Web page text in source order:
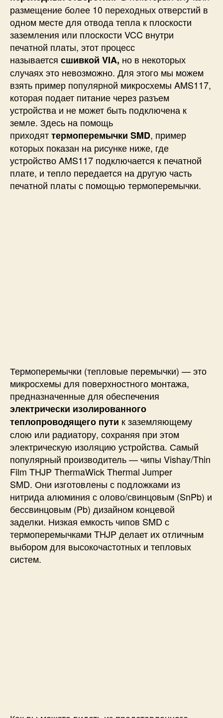
размещение более 10 переходных отверстий в
одном месте для отвода тепла к плоскости
заземления или плоскости VCC внутри
печатной платы, этот процесс
называется сшивкой VIA, но в некоторых
случаях это невозможно. Для этого мы можем
взять пример популярной микросхемы AMS117,
которая подает питание через разъем
устройства и не может быть подключена к
земле. Здесь на помощь
приходяттермоперемычки SMD, пример
которых показан на рисунке ниже, где
устройство AMS117 подключается к печатной
плате, и тепло передается на другую часть
печатной платы с помощью термоперемычки.
Термоперемычки (тепловые перемычки) — это
микросхемы для поверхностного монтажа,
предназначенные для обеспечения
электрически изолированного
теплопроводящего пути к заземляющему
слою или радиатору, сохраняя при этом
электрическую изоляцию устройства. Самый
популярный производитель — чипы Vishay/Thin
Film THJP ThermaWick Thermal Jumper
SMD. Они изготовлены с подложками из
нитрида алюминия с олово/свинцовым (SnPb) и
бессвинцовым (Pb) дизайном концевой
заделки. Низкая емкость чипов SMD с
термоперемычками THJP делает их отличным
выбором для высокочастотных и тепловых
систем.